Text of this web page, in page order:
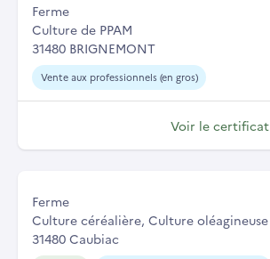
Ferme
Culture de PPAM
31480 BRIGNEMONT
Vente aux professionnels (en gros)
Voir le certificat
Ferme
Culture céréalière, Culture oléagineuse
31480 Caubiac